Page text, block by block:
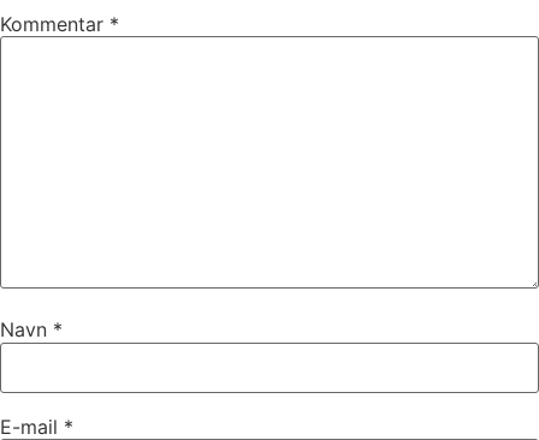
Kommentar *
Navn *
E-mail *